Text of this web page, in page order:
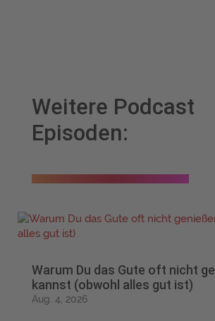
Weitere Podcast
Episoden:
Warum Du das Gute oft nicht
kannst (obwohl alles gut ist)
Aug. 4, 2026